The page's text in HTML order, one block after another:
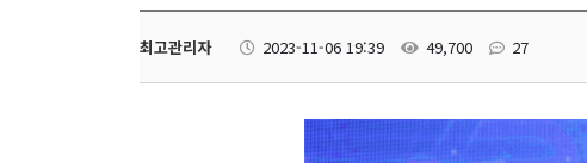
최고관리자 2023-11-06 19:39 49,700 27